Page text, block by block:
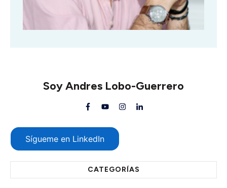
SoyAndres Lobo-Guerrero
Sígueme en LinkedIn
CATEGORÍAS